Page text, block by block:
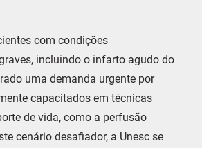
com condições
incluindo o infarto agudo do
uma demanda urgente por
capacitados em técnicas
de vida, como a perfusão
cenário desafiador, a Unesc se